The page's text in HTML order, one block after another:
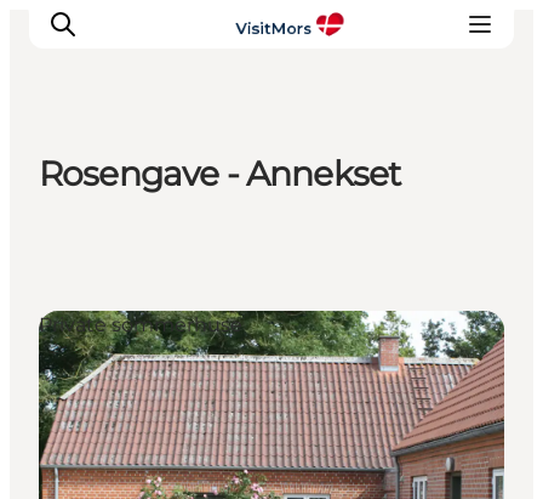
Overnatning
Pakketure / Ferieophold
Planlæg din tur
Rosengave - Annekset
Private sommerhuse